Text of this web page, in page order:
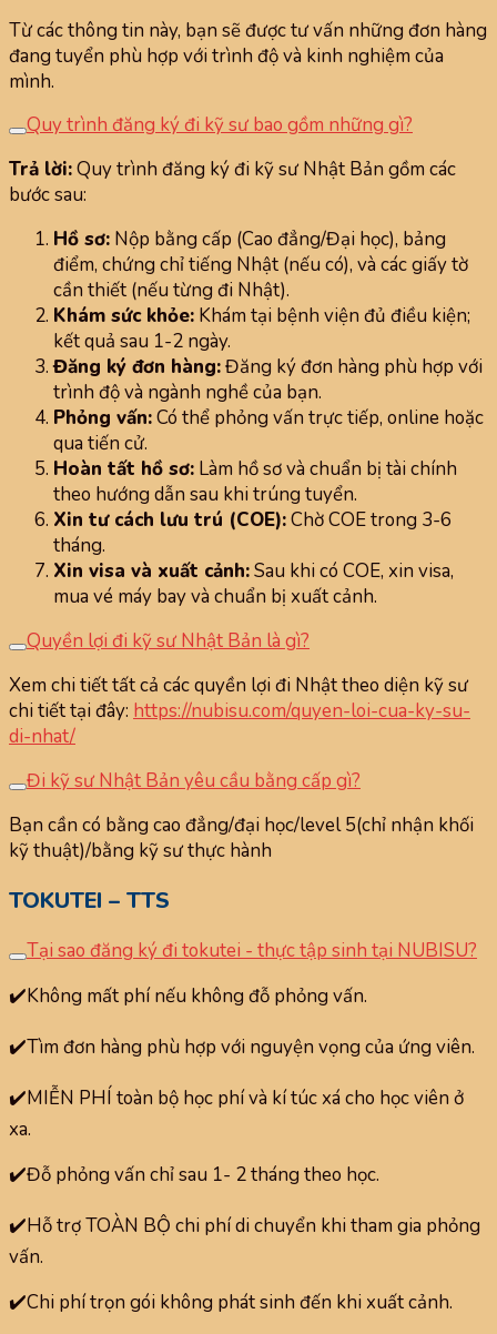
Từ các thông tin này, bạn sẽ được tư vấn những đơn hàng
đang tuyển phù hợp với trình độ và kinh nghiệm của
mình.
Quy trình đăng ký đi kỹ sư bao gồm những gì?
Trả lời:Quy trình đăng ký đi kỹ sư Nhật Bản gồm các
bước sau:
Hồ sơ: Nộp bằng cấp (Cao đẳng/Đại học), bảng
điểm, chứng chỉ tiếng Nhật (nếu có), và các giấy tờ
cần thiết (nếu từng đi Nhật).
Khám sức khỏe: Khám tại bệnh viện đủ điều kiện;
kết quả sau 1-2 ngày.
Đăng ký đơn hàng:Đăng ký đơn hàng phù hợp với
trình độ và ngành nghề của bạn.
Phỏng vấn:Có thể phỏng vấn trực tiếp, online hoặc
qua tiến cử.
Hoàn tất hồ sơ: Làm hồ sơ và chuẩn bị tài chính
theo hướng dẫn sau khi trúng tuyển.
Xin tư cách lưu trú (COE):Chờ COE trong 3-6
tháng.
Xin visa và xuất cảnh:Sau khi có COE, xin visa,
mua vé máy bay và chuẩn bị xuất cảnh.
Quyền lợi đi kỹ sư Nhật Bản là gì?
Xem chi tiết tất cả các quyền lợi đi Nhật theo diện kỹ sư
chi tiết tại đây: https://nubisu.com/quyen-loi-cua-ky-su-
di-nhat/
Đi kỹ sư Nhật Bản yêu cầu bằng cấp gì?
Bạn cần có bằng cao đẳng/đại học/level 5(chỉ nhận khối
kỹ thuật)/bằng kỹ sư thực hành
TOKUTEI – TTS
Tại sao đăng ký đi tokutei - thực tập sinh tại NUBISU?
✔️Không mất phí nếu không đỗ phỏng vấn.
✔️Tìm đơn hàng phù hợp với nguyện vọng của ứng viên.
✔️MIỄN PHÍ toàn bộ học phí và kí túc xá cho học viên ở
xa.
✔️Đỗ phỏng vấn chỉ sau 1- 2 tháng theo học.
✔️Hỗ trợ TOÀN BỘ chi phí di chuyển khi tham gia phỏng
vấn.
✔️Chi phí trọn gói không phát sinh đến khi xuất cảnh.